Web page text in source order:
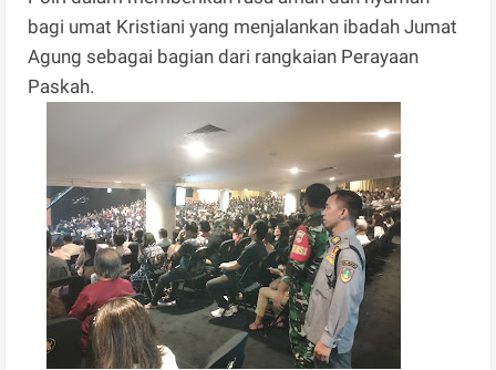
bagi umat Kristiani yang menjalankan ibadah Jumat
Agung sebagai bagian dari rangkaian Perayaan
Paskah.